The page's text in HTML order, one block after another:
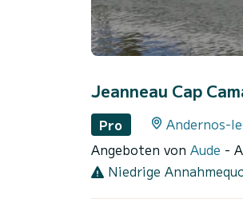
Jeanneau Cap
Pro Andernos-
Angeboten von Aude -
Niedrige